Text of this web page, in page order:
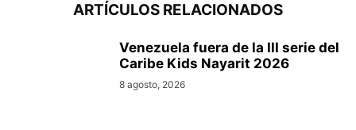
ARTÍCULOS RELACIONADOS
Venezuela fuera de la III serie del
Caribe Kids Nayarit 2026
8 agosto, 2026